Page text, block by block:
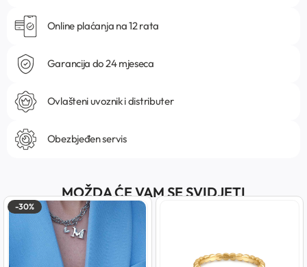
Online plaćanja na 12 rata
Garancija do 24 mjeseca
Ovlašteni uvoznik i distributer
Obezbjeđen servis
MOŽDA ĆE VAM SE SVIDJETI
-30%